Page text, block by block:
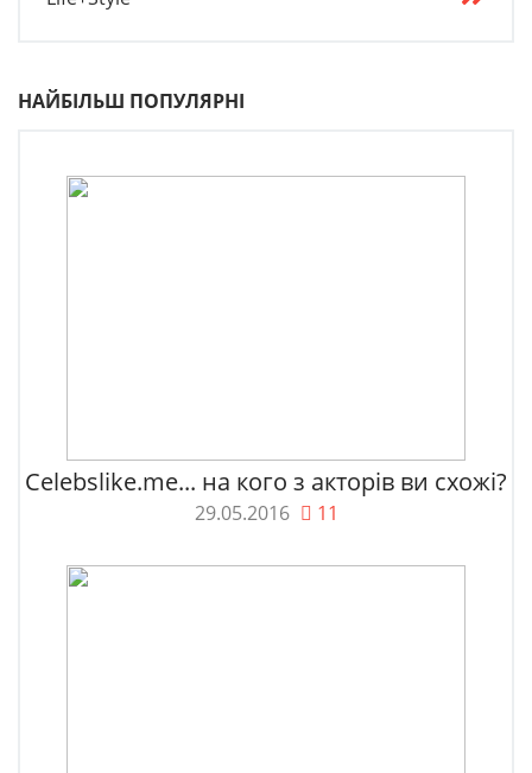
НАЙБІЛЬШ ПОПУЛЯРНІ
Celebslike.me... на кого з акторів ви схожі?
29.05.2016 11